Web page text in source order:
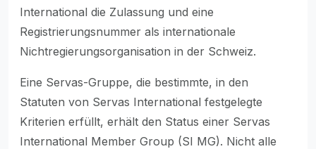
International die Zulassung und eine
Registrierungsnummer als internationale
Nichtregierungsorganisation in der Schweiz.
Eine Servas-Gruppe, die bestimmte, in den
Statuten von Servas International festgelegte
Kriterien erfüllt, erhält den Status einer Servas
International Member Group (SI MG). Nicht alle